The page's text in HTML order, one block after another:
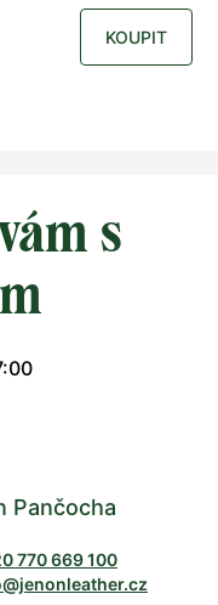
KOUPIT
s
Pančocha
770 669 100